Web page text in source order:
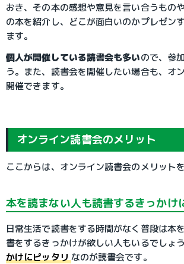
おき、その本の感想や意見を言い合うもの
の本を紹介し、どこが面白いのかプレゼン
ます。
個人が開催している読書会も多いので、参
う。また、読書会を開催したい場合も、オ
開催できます。
オンライン読書会のメリット
ここからは、オンライン読書会のメリット
本を読まない人も読書するきっかけ
日常生活で読書をする時間がなく普段は本
書をするきっかけが欲しい人もいるでしょ
かけにピッタリなのが読書会です。